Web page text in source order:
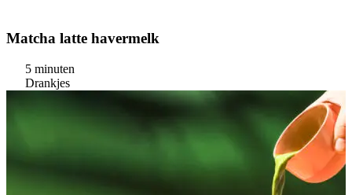
Matcha latte havermelk
5 minuten
Drankjes